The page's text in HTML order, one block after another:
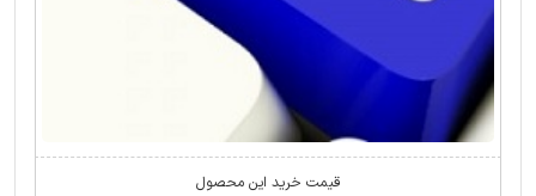
قیمت خرید این محصول